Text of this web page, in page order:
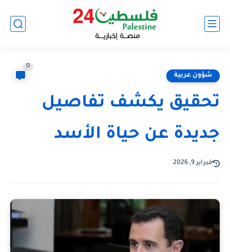
شؤون عربية
0
تحقيق يكشف تفاصيل
جديدة عن حياة الأسد
فبراير 9, 2026